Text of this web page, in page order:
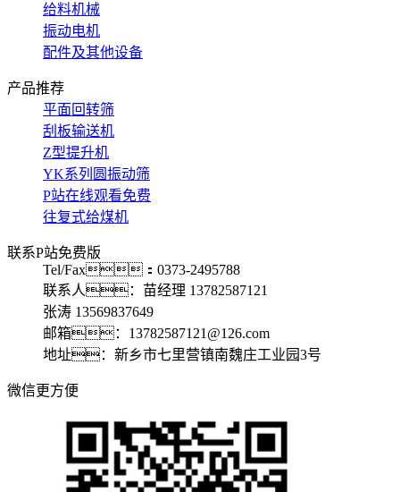
给料机械
振动电机
配件及其他设备
产品推荐
平面回转筛
刮板输送机
Z型提升机
YK系列圆振动筛
P站在线观看免费
往复式给煤机
联系P站免费版
Tel/Fax：0373-2495788
联系人：苗经理 13782587121
张涛 13569837649
邮箱：13782587121@126.com
地址：新乡市七里营镇南魏庄工业园3号
微信更方便